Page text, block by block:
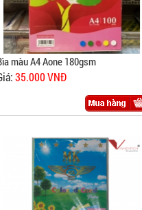
màu A4 Aone 180gsm
35.000 VNĐ